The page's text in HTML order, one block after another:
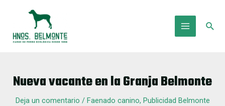
Main
Nueva vacante en la Granja Belmonte
Deja un comentario / Faenado canino, Publicidad Belmonte